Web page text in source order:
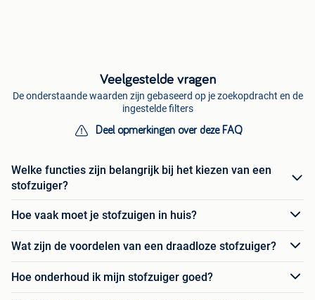
Veelgestelde vragen
De onderstaande waarden zijn gebaseerd op je zoekopdracht en de
ingestelde filters
Deel opmerkingen over deze FAQ
Welke functies zijn belangrijk bij het kiezen van een
stofzuiger?
Hoe vaak moet je stofzuigen in huis?
Wat zijn de voordelen van een draadloze stofzuiger?
Hoe onderhoud ik mijn stofzuiger goed?